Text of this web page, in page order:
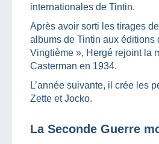
internationales de Tintin.
Après avoir sorti les tirages
albums de Tintin aux éditions
Vingtième », Hergé rejoint la
Casterman en 1934.
L’année suivante, il crée les
Zette et Jocko.
La Seconde Guerre